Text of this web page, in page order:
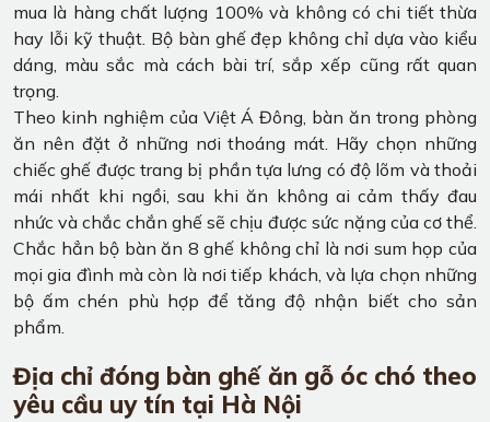
mua là hàng chất lượng 100% và không có chi tiết thừa
hay lỗi kỹ thuật. Bộ bàn ghế đẹp không chỉ dựa vào kiểu
dáng, màu sắc mà cách bài trí, sắp xếp cũng rất quan
trọng.
Theo kinh nghiệm của Việt Á Đông, bàn ăn trong phòng
ăn nên đặt ở những nơi thoáng mát. Hãy chọn những
chiếc ghế được trang bị phần tựa lưng có độ lõm và thoải
mái nhất khi ngồi, sau khi ăn không ai cảm thấy đau
nhức và chắc chắn ghế sẽ chịu được sức nặng của cơ thể.
Chắc hẳn bộ bàn ăn 8 ghế không chỉ là nơi sum họp của
mọi gia đình mà còn là nơi tiếp khách, và lựa chọn những
bộ ấm chén phù hợp để tăng độ nhận biết cho sản
phẩm.
Địa chỉ đóng bàn ghế ăn gỗ óc chó theo
yêu cầu uy tín tại Hà Nội